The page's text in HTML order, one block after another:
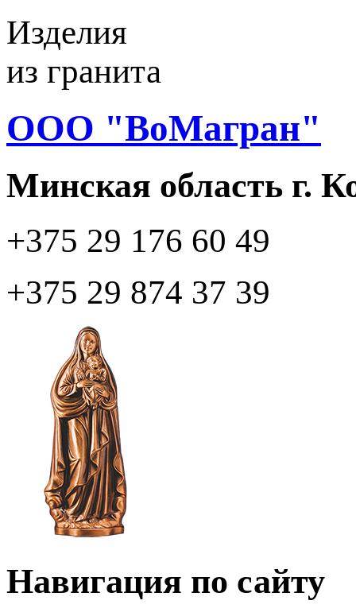
Изделия
из гранита
ООО "ВоМагран"
Минская область г.
+375 29 176 60 49
+375 29 874 37 39
Навигация по сайту